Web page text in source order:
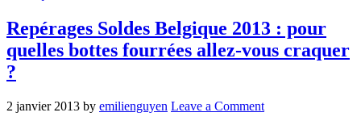
Repérages Soldes Belgique 2013 : pour
quelles bottes fourrées allez-vous craquer
?
2 janvier 2013 by emilienguyen Leave a Comment